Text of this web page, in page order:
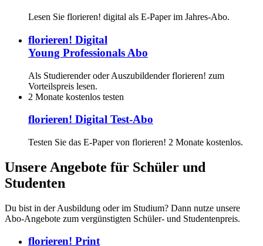
Lesen Sie florieren! digital als E-Paper im Jahres-Abo.
florieren! Digital
Young Professionals Abo
Als Studierender oder Auszubildender florieren! zum
Vorteilspreis lesen.
2 Monate kostenlos testen
florieren! Digital Test-Abo
Testen Sie das E-Paper von florieren! 2 Monate kostenlos.
Unsere Angebote für Schüler und
Studenten
Du bist in der Ausbildung oder im Studium? Dann nutze unsere
Abo-Angebote zum vergünstigten Schüler- und Studentenpreis.
florieren! Print